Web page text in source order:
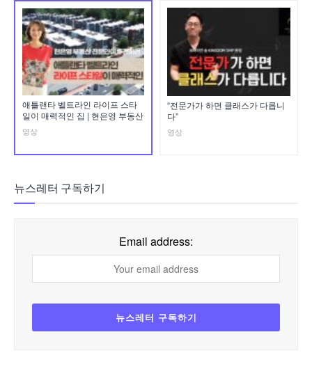
애틀랜타 벨트라인 라이프 스타
일이 매력적인 집 | 현은영 부동산
영상
“전문가가 하면 클래스가 다릅니
다”
영상
뉴스레터 구독하기
Email address: